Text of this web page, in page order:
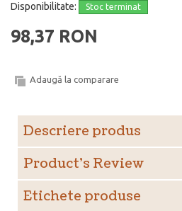
Disponibilitate: Stoc terminat
98,37 RON
Adaugă la comparare
Descriere produs
Product's Review
Etichete produse